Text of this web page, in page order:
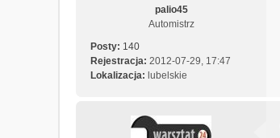
palio45
Automistrz
Posty: 140
Rejestracja: 2012-07-29, 17:47
Lokalizacja: lubelskie